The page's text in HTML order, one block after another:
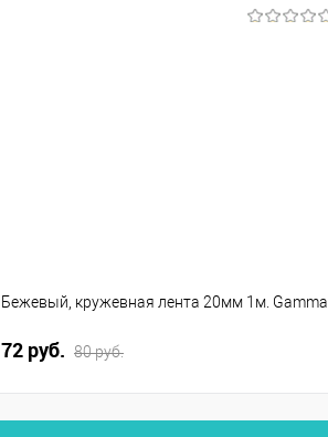
Бежевый, кружевная лента 20мм 1м. Gamma
72 руб. 80 руб.